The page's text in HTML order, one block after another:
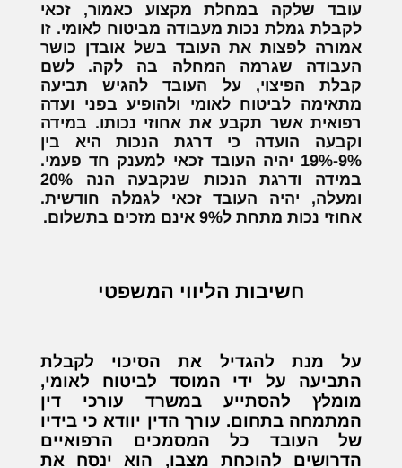
עובד שלקה במחלת מקצוע כאמור, זכאי
לקבלת גמלת נכות מעבודה מביטוח לאומי. זו
אמורה לפצות את העובד בשל אובדן כושר
העבודה שגרמה המחלה בה לקה. לשם
קבלת הפיצוי, על העובד להגיש תביעה
מתאימה לביטוח לאומי ולהופיע בפני ועדה
רפואית אשר תקבע את אחוזי נכותו. במידה
וקבעה הועדה כי דרגת הנכות היא בין
9%-19% יהיה העובד זכאי למענק חד פעמי.
במידה ודרגת הנכות שנקבעה הנה 20%
ומעלה, יהיה העובד זכאי לגמלה חודשית.
אחוזי נכות מתחת ל9% אינם מזכים בתשלום.
חשיבות הליווי המשפטי
על מנת להגדיל את הסיכוי לקבלת
התביעה על ידי המוסד לביטוח לאומי,
מומלץ להסתייע במשרד עורכי דין
המתמחה בתחום. עורך הדין יוודא כי בידיו
של העובד כל המסמכים הרפואיים
הדרושים להוכחת מצבו, הוא ינסח את